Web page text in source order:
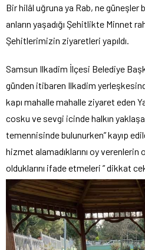
Bir hilâl uğruna ya Rab, ne güneşler
anların yaşadığı Şehitlikte Minnet
Şehitlerimizin ziyaretleri yapıldı.
Samsun Ilkadim İlçesi Belediye
günden itibaren Ilkadim
kapı mahalle mahalle ziyaret eden
cosku ve sevgi icinde halkın
temennisinde bulunurken” kayıp
hizmet alamadıklarını oy
olduklarını ifade etmeleri ” dikkat